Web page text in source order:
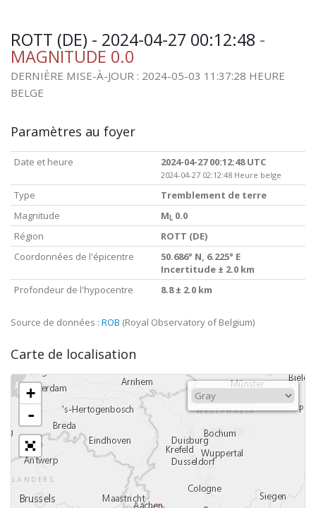
ROTT (DE) - 2024-04-27 00:12:48 -
MAGNITUDE 0.0
DERNIÈRE MISE-À-JOUR : 2024-05-03 11:37:28 HEURE
BELGE
Paramètres au foyer
Date et heure 2024-04-27 00:12:48 UTC
2024-04-27 02:12:48 Heure belge
Type
Tremblement de terre
Magnitude
M L 0.0
Région
ROTT (DE)
Coordonnées de l'épicentre
50.686° N, 6.225° E
Incertitude ± 2.0 km
Profondeur de l'hypocentre
8.8 ± 2.0 km
Source de données : ROB (Royal Observatory of Belgium)
Carte de localisation
+
-